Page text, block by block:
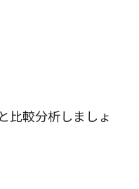
比較分析しましょ